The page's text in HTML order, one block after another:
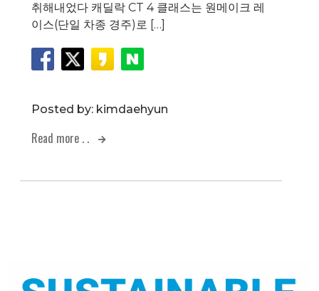
취해내었다 캐딜락 CT 4 클래스는 원메이크 레
이스(단일 차종 경주)로 […]
Posted by: kimdaehyun
Read more . .